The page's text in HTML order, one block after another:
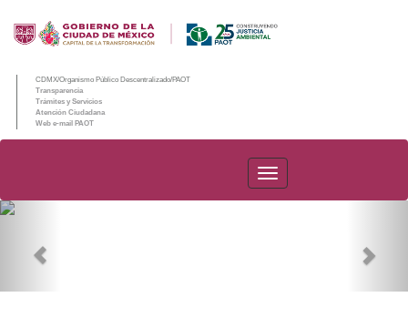
CDMX/Organismo Público Descentralizado/PAOT
Transparencia
Trámites y Servicios
Atención Ciudadana
Web e-mail PAOT
PAOT